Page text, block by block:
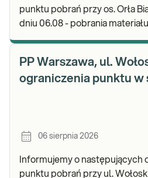
punktu pobrań przy os. Orła
dniu 06.08 - pobrania
PP Warszawa, ul.
ograniczenia punktu w
06 sierpnia 2026
Informujemy o następujących
punktu pobrań przy ul.